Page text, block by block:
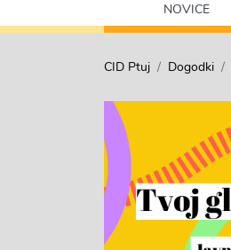
NOVICE
CID Ptuj Dogodki